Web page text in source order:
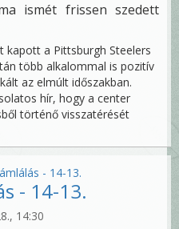
ismét frissen szedett
kapott a Pittsburgh Steelers
több alkalommal is pozitív
az elmúlt időszakban.
hír, hogy a center
történő visszatérését
- 14-13.
14:30